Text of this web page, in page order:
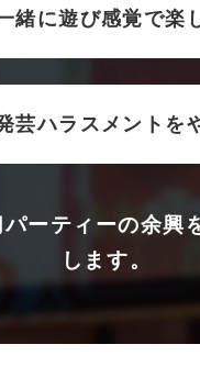
緒に遊び感覚で楽
芸ハラスメントを
ーティーの余興
します。